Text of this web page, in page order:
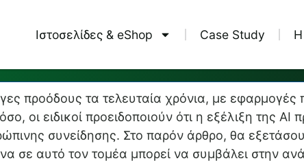
Ιστοσελίδες & eShop Case Study Η
προόδους τα τελευταία χρόνια, με εφαρμογές
οι ειδικοί προειδοποιούν ότι η εξέλιξη της
συνείδησης. Στο παρόν άρθρο, θα
σε αυτό τον τομέα μπορεί να συμβάλει στην